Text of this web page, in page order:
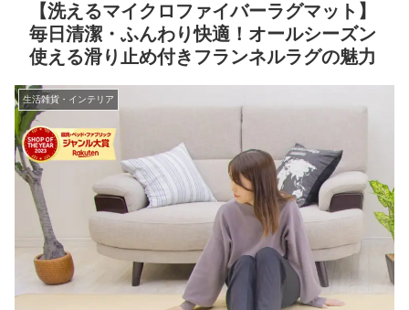
【洗えるマイクロファイバーラグマット】
毎日清潔・ふんわり快適！オールシーズン
使える滑り止め付きフランネルラグの魅力
生活雑貨・インテリア